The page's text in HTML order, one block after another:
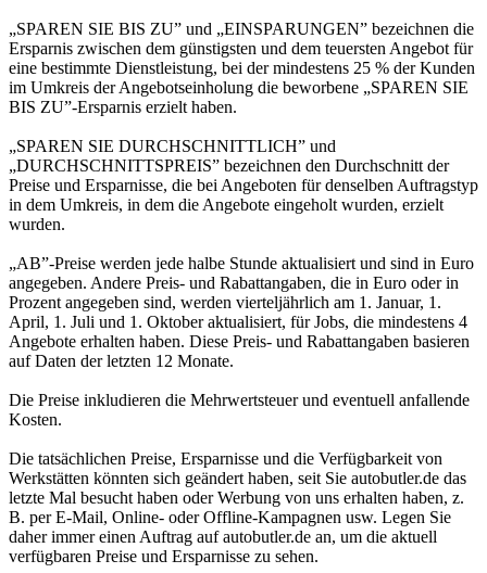
„SPAREN SIE BIS ZU” und „EINSPARUNGEN” bezeichnen die
Ersparnis zwischen dem günstigsten und dem teuersten Angebot für
eine bestimmte Dienstleistung, bei der mindestens 25 % der Kunden
im Umkreis der Angebotseinholung die beworbene „SPAREN SIE
BIS ZU”-Ersparnis erzielt haben.
„SPAREN SIE DURCHSCHNITTLICH” und
„DURCHSCHNITTSPREIS” bezeichnen den Durchschnitt der
Preise und Ersparnisse, die bei Angeboten für denselben Auftragstyp
in dem Umkreis, in dem die Angebote eingeholt wurden, erzielt
wurden.
„AB”-Preise werden jede halbe Stunde aktualisiert und sind in Euro
angegeben. Andere Preis- und Rabattangaben, die in Euro oder in
Prozent angegeben sind, werden vierteljährlich am 1. Januar, 1.
April, 1. Juli und 1. Oktober aktualisiert, für Jobs, die mindestens 4
Angebote erhalten haben. Diese Preis- und Rabattangaben basieren
auf Daten der letzten 12 Monate.
Die Preise inkludieren die Mehrwertsteuer und eventuell anfallende
Kosten.
Die tatsächlichen Preise, Ersparnisse und die Verfügbarkeit von
Werkstätten könnten sich geändert haben, seit Sie autobutler.de das
letzte Mal besucht haben oder Werbung von uns erhalten haben, z.
B. per E-Mail, Online- oder Offline-Kampagnen usw. Legen Sie
daher immer einen Auftrag auf autobutler.de an, um die aktuell
verfügbaren Preise und Ersparnisse zu sehen.